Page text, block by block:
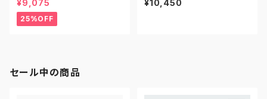
ーション スケートボード デッキ
スケボー プロデッキ
¥9,075
25%OFF
ァンズ スケートオールドスクー
¥10,450
セール中の商品